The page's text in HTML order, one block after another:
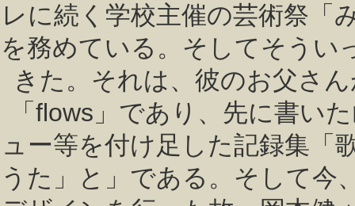
レに続く学校主催の芸術祭「
を務めている。そしてそうい
きた。それは、彼のお父さ
「flows」であり、先に書い
ュー等を付け足した記録集
うた」と」である。そして今